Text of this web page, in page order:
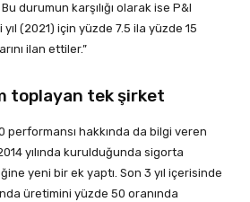
durumun karşılığı olarak ise P&I
(2021) için yüzde 7.5 ila yüzde 15
ilan ettiler.”
toplayan tek şirket
performansı hakkında da bilgi veren
yılında kurulduğunda sigorta
yeni bir ek yaptı. Son 3 yıl içerisinde
üretimini yüzde 50 oranında